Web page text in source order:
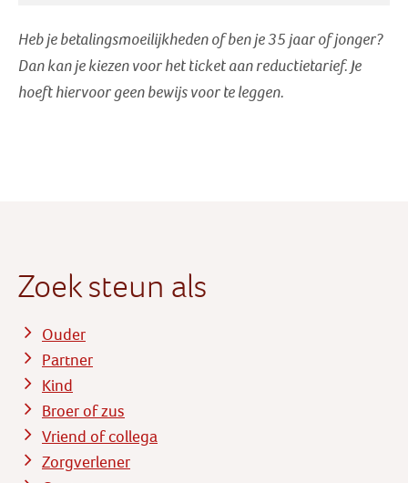
Heb je betalingsmoeilijkheden of ben je 35 jaar of jonger?
Dan kan je kiezen voor het ticket aan reductietarief. Je
hoeft hiervoor geen bewijs voor te leggen.
Zoek steun als
Ouder
Partner
Kind
Broer of zus
Vriend of collega
Zorgverlener